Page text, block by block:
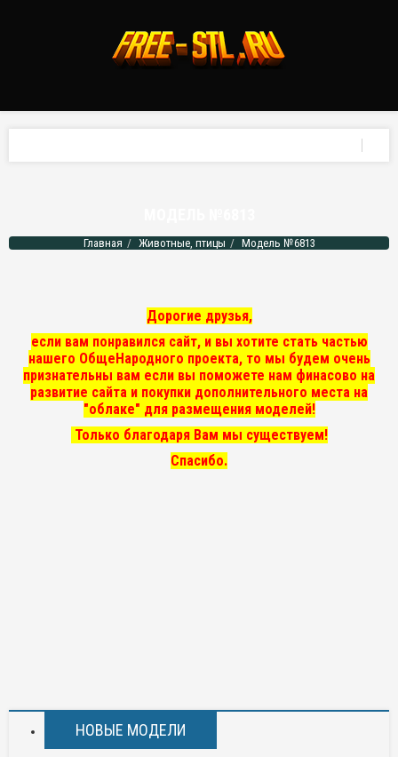
Главная Животные, птицы Модель №6813
Дорогие друзья,
если вам понравился сайт, и вы хотите стать частью
нашего ОбщеНародного проекта, то мы будем очень
признательны вам если вы поможете нам финасово на
развитие сайта и покупки дополнительного места на
"облаке" для размещения моделей!
Только благодаря Вам мы существуем!
Спасибо.
НОВЫЕ МОДЕЛИ